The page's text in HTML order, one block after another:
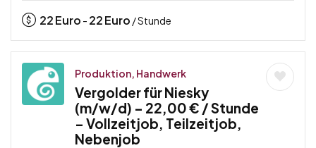
22Euro - 22Euro / Stunde
Produktion, Handwerk
Vergolder für Niesky
(m/w/d) – 22,00 € / Stunde
– Vollzeitjob, Teilzeitjob,
Nebenjob